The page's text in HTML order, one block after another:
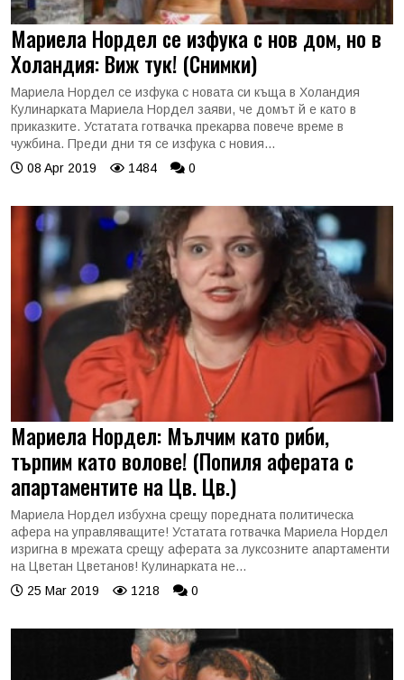
Мариела Нордел се изфука с нов дом, но в
Холандия: Виж тук! (Снимки)
Мариела Нордел се изфука с новата си къща в Холандия
Кулинарката Мариела Нордел заяви, че домът й е като в
приказките. Устатата готвачка прекарва повече време в
чужбина. Преди дни тя се изфука с новия...
08 Apr 2019
1484 0
Мариела Нордел: Мълчим като риби,
търпим като волове! (Попиля аферата с
апартаментите на Цв. Цв.)
Мариела Нордел избухна срещу поредната политическа
афера на управляващите! Устатата готвачка Мариела Нордел
изригна в мрежата срещу аферата за луксозните апартаменти
на Цветан Цветанов! Кулинарката не...
25 Mar 2019
1218 0